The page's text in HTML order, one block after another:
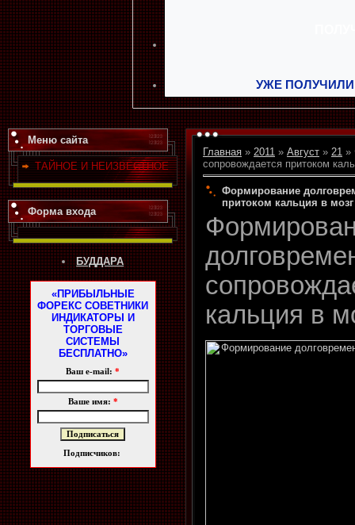
УЖЕ
Меню сайта
ТАЙНОЕ И НЕИЗВЕСТНОЕ
Форма входа
БУДДАРА
«ПРИБЫЛЬНЫЕ
ФОРЕКС СОВЕТНИКИ
ИНДИКАТОРЫ И
ТОРГОВЫЕ
СИСТЕМЫ
БЕСПЛАТНО»
Ваш e-mail: *
Ваше имя: *
Подписчиков:
Главная » 2011 » Август » 21 »
сопровождается притоком
Формирование
притоком кальция в мозг
кальция в